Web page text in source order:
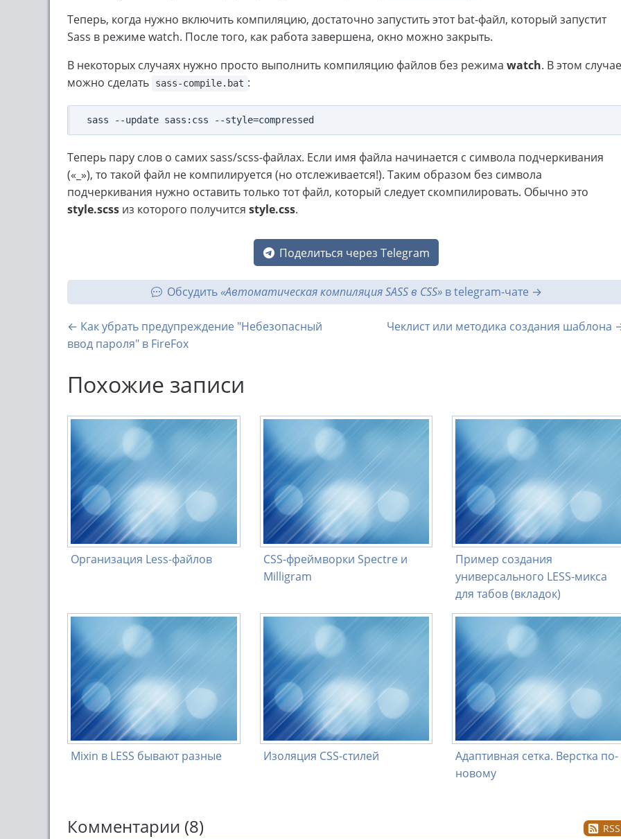
Теперь, когда нужно включить компиляцию, достаточно запустить этот bat-файл, который запустит
Sass в режиме watch. После того, как работа завершена, окно можно закрыть.
В некоторых случаях нужно просто выполнить компиляцию файлов без режима watch. В этом случае
можно сделать
sass-compile.bat :
Теперь пару слов о самих sass/scss-файлах. Если имя файла начинается с символа подчеркивания
(«_»), то такой файл не компилируется (но отслеживается!). Таким образом без символа
подчеркивания нужно оставить только тот файл, который следует скомпилировать. Обычно это
style.scss из которого получится style.css.
Поделиться через Telegram
Обсудить «Автоматическая компиляция SASS в CSS»в telegram-чате
← Как убрать предупреждение "Небезопасный
ввод пароля" в FireFox
Чеклист или методика создания шаблона
Похожие записи
Организация Less-файлов
CSS-фреймворки Spectre и
Milligram
Пример создания
универсального LESS-микса
для табов (вкладок)
Mixin в LESS бывают разные Изоляция CSS-стилей
Адаптивная сетка. Верстка по-
новому
Комментарии (8) RSS